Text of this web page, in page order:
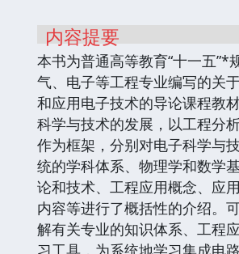
内容提要
本书为普通高等教育“十一五”*
气、电子等工程专业编写的关
和应用电子技术的导论课程教
科学与技术的发展，以工程分
作为框架，分别对电子科学与
统的学科体系、物理学和数学
论和技术、工程应用概念、应
内容等进行了概括性的介绍。
解有关专业的知识体系、工程
习工具，为系统地学习集成电